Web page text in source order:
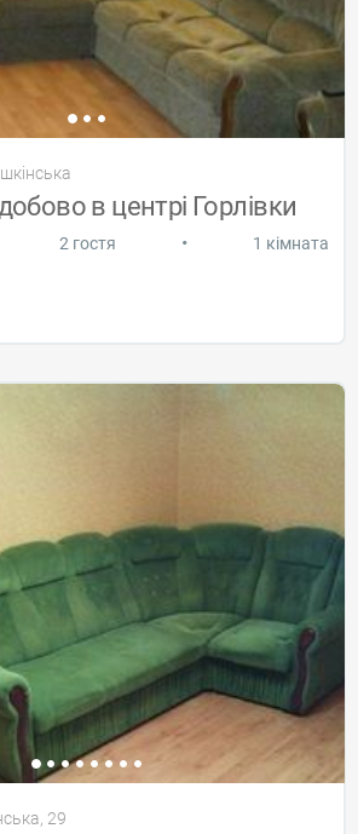
в центрі Горлівки
2 гостя • 1 кімната
29